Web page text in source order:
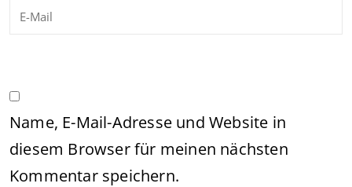
Name, E-Mail-Adresse und Website in
diesem Browser für meinen nächsten
Kommentar speichern.